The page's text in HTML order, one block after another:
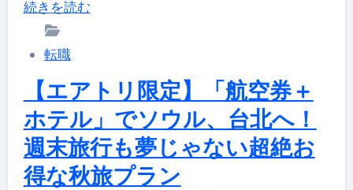
略
ド
｜
海
外・
国
ア
上
最
強
の
続きを読む【エ
リ
国
内
航
空
転職
【エアトリ限定】「航空券＋
ホテル」でソウル、台北へ！
週末旅行も夢じゃない超絶お
得な秋旅プラン